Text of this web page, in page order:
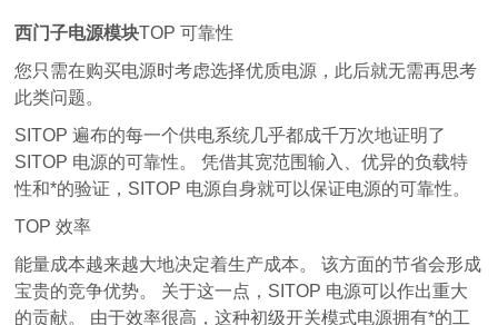
西门子电源模块TOP 可靠性
您只需在购买电源时考虑选择优质电源，此后就无需再思考
此类问题。
SITOP 遍布的每一个供电系统几乎都成千万次地证明了
SITOP 电源的可靠性。 凭借其宽范围输入、优异的负载特
性和*的验证，SITOP 电源自身就可以保证电源的可靠性。
TOP 效率
能量成本越来越大地决定着生产成本。 该方面的节省会形成
宝贵的竞争优势。 关于这一点，SITOP 电源可以作出重大
的贡献。 由于效率很高，这种初级开关模式电源拥有*的工